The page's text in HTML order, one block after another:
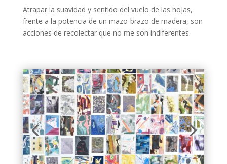
Atrapar la suavidad y sentido del vuelo de las hojas,
frente a la potencia de un mazo-brazo de madera, son
acciones de recolectar que no me son indiferentes.